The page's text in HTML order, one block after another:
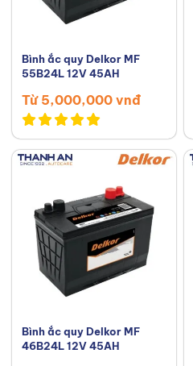
Bình ắc quy Delkor MF
55B24L 12V 45AH
Từ 5,000,000 vnđ
Bình ắc quy Delkor MF
46B24L 12V 45AH